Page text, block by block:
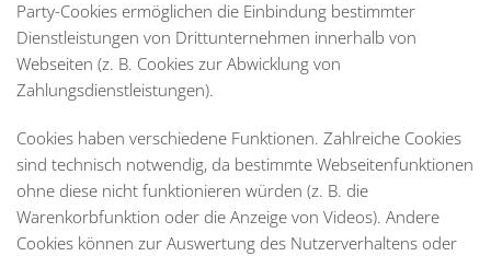
Party-Cookies ermöglichen die Einbindung bestimmter
Dienstleistungen von Drittunternehmen innerhalb von
Webseiten (z. B. Cookies zur Abwicklung von
Zahlungsdienstleistungen).
Cookies haben verschiedene Funktionen. Zahlreiche Cookies
sind technisch notwendig, da bestimmte Webseitenfunktionen
ohne diese nicht funktionieren würden (z. B. die
Warenkorbfunktion oder die Anzeige von Videos). Andere
Cookies können zur Auswertung des Nutzerverhaltens oder